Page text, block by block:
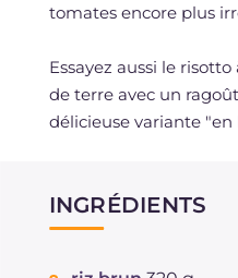
tomates encore plus
Essayez aussi le
de terre avec un
délicieuse variante "en
INGRÉDIENTS